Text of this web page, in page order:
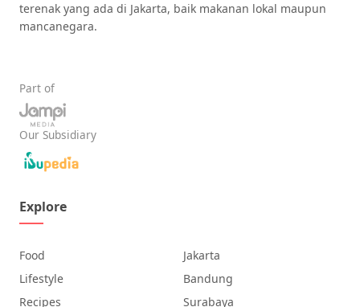
terenak yang ada di Jakarta, baik makanan lokal maupun
mancanegara.
Part of
Our Subsidiary
Explore
Food
Lifestyle
Recipes
Jakarta
Bandung
Surabaya